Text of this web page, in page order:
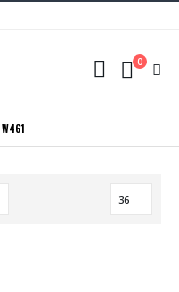
0
W461